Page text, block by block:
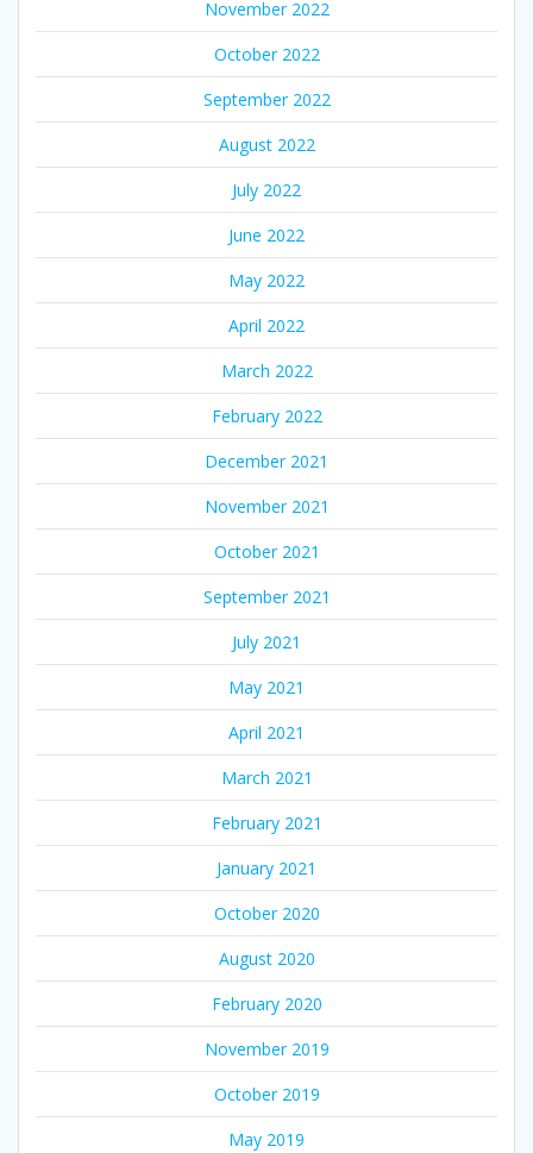
November 2022
October 2022
September 2022
August 2022
July 2022
June 2022
May 2022
April 2022
March 2022
February 2022
December 2021
November 2021
October 2021
September 2021
July 2021
May 2021
April 2021
March 2021
February 2021
January 2021
October 2020
August 2020
February 2020
November 2019
October 2019
May 2019